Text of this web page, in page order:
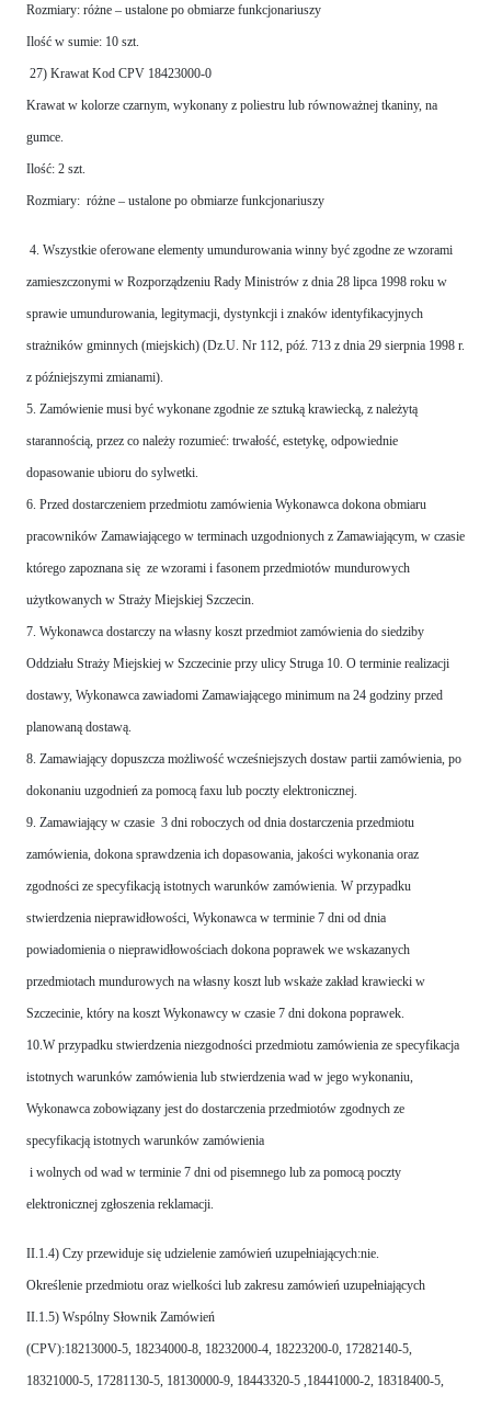
Rozmiary: różne – ustalone po obmiarze funkcjonariuszy
Ilość w sumie: 10 szt.
27) Krawat Kod CPV 18423000-0
Krawat w kolorze czarnym, wykonany z poliestru lub równoważnej tkaniny, na
gumce.
Ilość: 2 szt.
Rozmiary: różne – ustalone po obmiarze funkcjonariuszy
4. Wszystkie oferowane elementy umundurowania winny być zgodne ze wzorami
zamieszczonymi w Rozporządzeniu Rady Ministrów z dnia 28 lipca 1998 roku w
sprawie umundurowania, legitymacji, dystynkcji i znaków identyfikacyjnych
strażników gminnych (miejskich) (Dz.U. Nr 112, póź. 713 z dnia 29 sierpnia 1998 r.
z późniejszymi zmianami).
5. Zamówienie musi być wykonane zgodnie ze sztuką krawiecką, z należytą
starannością, przez co należy rozumieć: trwałość, estetykę, odpowiednie
dopasowanie ubioru do sylwetki.
6. Przed dostarczeniem przedmiotu zamówienia Wykonawca dokona obmiaru
pracowników Zamawiającego w terminach uzgodnionych z Zamawiającym, w czasie
którego zapoznana się ze wzorami i fasonem przedmiotów mundurowych
użytkowanych w Straży Miejskiej Szczecin.
7. Wykonawca dostarczy na własny koszt przedmiot zamówienia do siedziby
Oddziału Straży Miejskiej w Szczecinie przy ulicy Struga 10. O terminie realizacji
dostawy, Wykonawca zawiadomi Zamawiającego minimum na 24 godziny przed
planowaną dostawą.
8. Zamawiający dopuszcza możliwość wcześniejszych dostaw partii zamówienia, po
dokonaniu uzgodnień za pomocą faxu lub poczty elektronicznej.
9. Zamawiający w czasie 3 dni roboczych od dnia dostarczenia przedmiotu
zamówienia, dokona sprawdzenia ich dopasowania, jakości wykonania oraz
zgodności ze specyfikacją istotnych warunków zamówienia. W przypadku
stwierdzenia nieprawidłowości, Wykonawca w terminie 7 dni od dnia
powiadomienia o nieprawidłowościach dokona poprawek we wskazanych
przedmiotach mundurowych na własny koszt lub wskaże zakład krawiecki w
Szczecinie, który na koszt Wykonawcy w czasie 7 dni dokona poprawek.
10.W przypadku stwierdzenia niezgodności przedmiotu zamówienia ze specyfikacja
istotnych warunków zamówienia lub stwierdzenia wad w jego wykonaniu,
Wykonawca zobowiązany jest do dostarczenia przedmiotów zgodnych ze
specyfikacją istotnych warunków zamówienia
i wolnych od wad w terminie 7 dni od pisemnego lub za pomocą poczty
elektronicznej zgłoszenia reklamacji.
II.1.4) Czy przewiduje się udzielenie zamówień uzupełniających:nie.
Określenie przedmiotu oraz wielkości lub zakresu zamówień uzupełniających
II.1.5) Wspólny Słownik Zamówień
(CPV):18213000-5, 18234000-8, 18232000-4, 18223200-0, 17282140-5,
18321000-5, 17281130-5, 18130000-9, 18443320-5 ,18441000-2, 18318400-5,